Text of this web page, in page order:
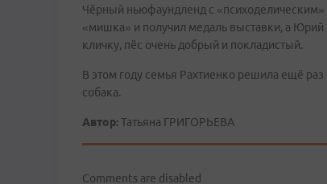
Чёрный ньюфаундленд с
«мишка» и получил медаль выставки, а Юрий
кличку, пёс очень добрый и покладистый.
В этом году семья Рахтиенко решила ещё раз
собака.
Автор:Татьяна ГРИГОРЬЕВА
Comments are disabled